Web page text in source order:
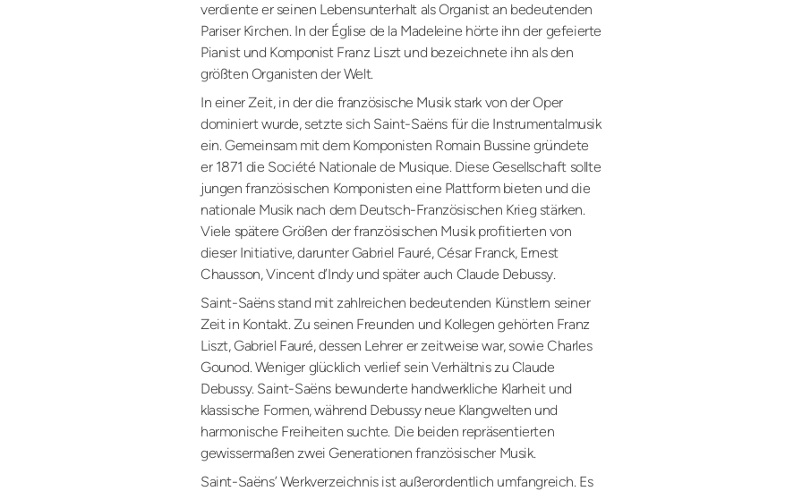
verdiente er seinen Lebensunterhalt als Organist an bedeutenden
Pariser Kirchen. In der Église de la Madeleine hörte ihn der gefeierte
Pianist und Komponist Franz Liszt und bezeichnete ihn als den
größten Organisten der Welt.
In einer Zeit, in der die französische Musik stark von der Oper
dominiert wurde, setzte sich Saint-Saëns für die Instrumentalmusik
ein. Gemeinsam mit dem Komponisten Romain Bussine gründete
er 1871 die Société Nationale de Musique. Diese Gesellschaft sollte
jungen französischen Komponisten eine Plattform bieten und die
nationale Musik nach dem Deutsch-Französischen Krieg stärken.
Viele spätere Größen der französischen Musik profitierten von
dieser Initiative, darunter Gabriel Fauré, César Franck, Ernest
Chausson, Vincent d’Indy und später auch Claude Debussy.
Saint-Saëns stand mit zahlreichen bedeutenden Künstlern seiner
Zeit in Kontakt. Zu seinen Freunden und Kollegen gehörten Franz
Liszt, Gabriel Fauré, dessen Lehrer er zeitweise war, sowie Charles
Gounod. Weniger glücklich verlief sein Verhältnis zu Claude
Debussy. Saint-Saëns bewunderte handwerkliche Klarheit und
klassische Formen, während Debussy neue Klangwelten und
harmonische Freiheiten suchte. Die beiden repräsentierten
gewissermaßen zwei Generationen französischer Musik.
Saint-Saëns’ Werkverzeichnis ist außerordentlich umfangreich. Es